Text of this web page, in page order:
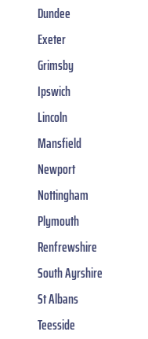
Dundee
Exeter
Grimsby
Ipswich
Lincoln
Mansfield
Newport
Nottingham
Plymouth
Renfrewshire
South Ayrshire
St Albans
Teesside